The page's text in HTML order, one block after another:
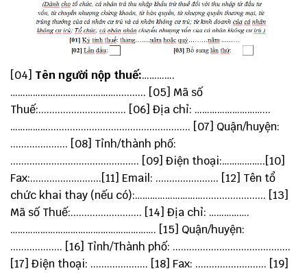
[04] Tên người nộp thuế:………….
……………………………………........... [05] Mã số
Thuế:................................ [06] Địa chỉ: ………………………...
…………….................................................... [07] Quận/huyện:
..................... [08] Tỉnh/thành phố:
............................................... [09] Điện thoại:……………..[10]
Fax:..........................[11] Email: ....................... [12] Tên tổ
chức khai thay (nếu có):………………………....................... [13]
Mã số Thuế:.......................... [14] Địa chỉ: …………….
…………………………………………………. [15] Quận/huyện:
................... [16] Tỉnh/Thành phố: ...........................................
[17] Điện thoại: ..................... [18] Fax: .......................... [19]